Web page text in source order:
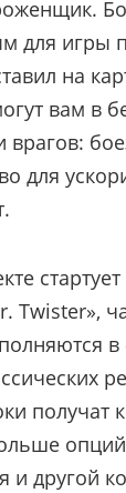
для игры
на
вам в
врагов:
для
Twister»,
получат
и другой